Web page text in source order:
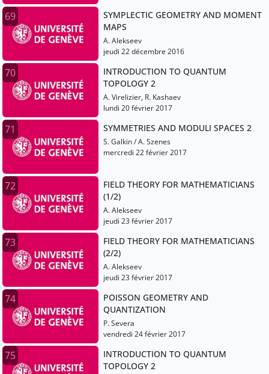
69
SYMPLECTIC GEOMETRY AND MOMENT
MAPS
A. Alekseev
jeudi 22 décembre 2016
70
INTRODUCTION TO QUANTUM
TOPOLOGY 2
A. Virelizier, R. Kashaev
lundi 20 février 2017
71 SYMMETRIES AND MODULI SPACES 2
S. Galkin / A. Szenes
mercredi 22 février 2017
72
FIELD THEORY FOR MATHEMATICIANS
(1/2)
A. Alekseev
jeudi 23 février 2017
73
FIELD THEORY FOR MATHEMATICIANS
(2/2)
A. Alekseev
jeudi 23 février 2017
74
POISSON GEOMETRY AND
QUANTIZATION
P. Severa
vendredi 24 février 2017
75
INTRODUCTION TO QUANTUM
TOPOLOGY 2